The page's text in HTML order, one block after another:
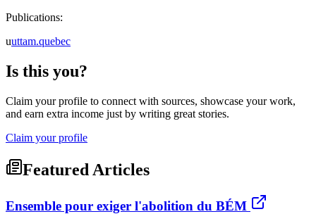
Publications:
uuttam.quebec
Is this you?
Claim your profile to connect with sources, showcase your work,
and earn extra income just by writing great stories.
Claim your profile
Featured Articles
Ensemble pour exiger l'abolition du BÉM